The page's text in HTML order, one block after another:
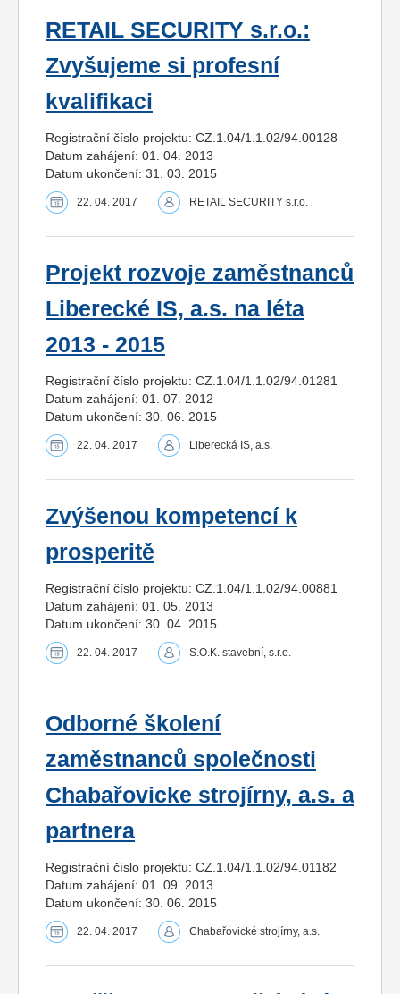
RETAIL SECURITY s.r.o.:
Zvyšujeme si profesní
kvalifikaci
Registrační číslo projektu: CZ.1.04/1.1.02/94.00128
Datum zahájení: 01. 04. 2013
Datum ukončení: 31. 03. 2015
22. 04. 2017 RETAIL SECURITY s.r.o.
Projekt rozvoje zaměstnanců
Liberecké IS, a.s. na léta
2013 - 2015
Registrační číslo projektu: CZ.1.04/1.1.02/94.01281
Datum zahájení: 01. 07. 2012
Datum ukončení: 30. 06. 2015
22. 04. 2017 Liberecká IS, a.s.
Zvýšenou kompetencí k
prosperitě
Registrační číslo projektu: CZ.1.04/1.1.02/94.00881
Datum zahájení: 01. 05. 2013
Datum ukončení: 30. 04. 2015
22. 04. 2017 S.O.K. stavební, s.r.o.
Odborné školení
zaměstnanců společnosti
Chabařovicke strojírny, a.s. a
partnera
Registrační číslo projektu: CZ.1.04/1.1.02/94.01182
Datum zahájení: 01. 09. 2013
Datum ukončení: 30. 06. 2015
22. 04. 2017 Chabařovické strojírny, a.s.